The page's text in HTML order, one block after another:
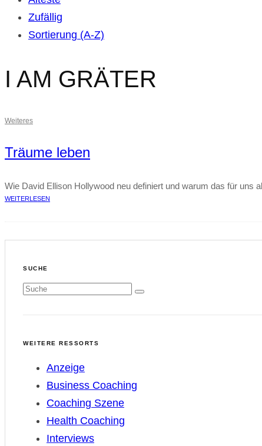
Zufällig
Sortierung (A-Z)
I AM GRÄTER
Weiteres
Träume leben
Wie David Ellison Hollywood neu definiert und warum das für uns
WEITERLESEN
SUCHE
WEITERE RESSORTS
Anzeige
Business Coaching
Coaching Szene
Health Coaching
Interviews